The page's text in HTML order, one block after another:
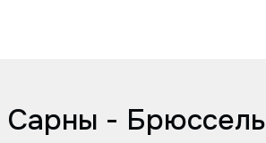
Сарны - Брюссель